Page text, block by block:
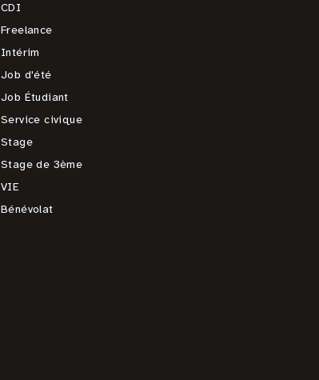
CDI
Freelance
Intérim
Job d'été
Job Étudiant
Service civique
Stage
Stage de 3ème
VIE
Bénévolat